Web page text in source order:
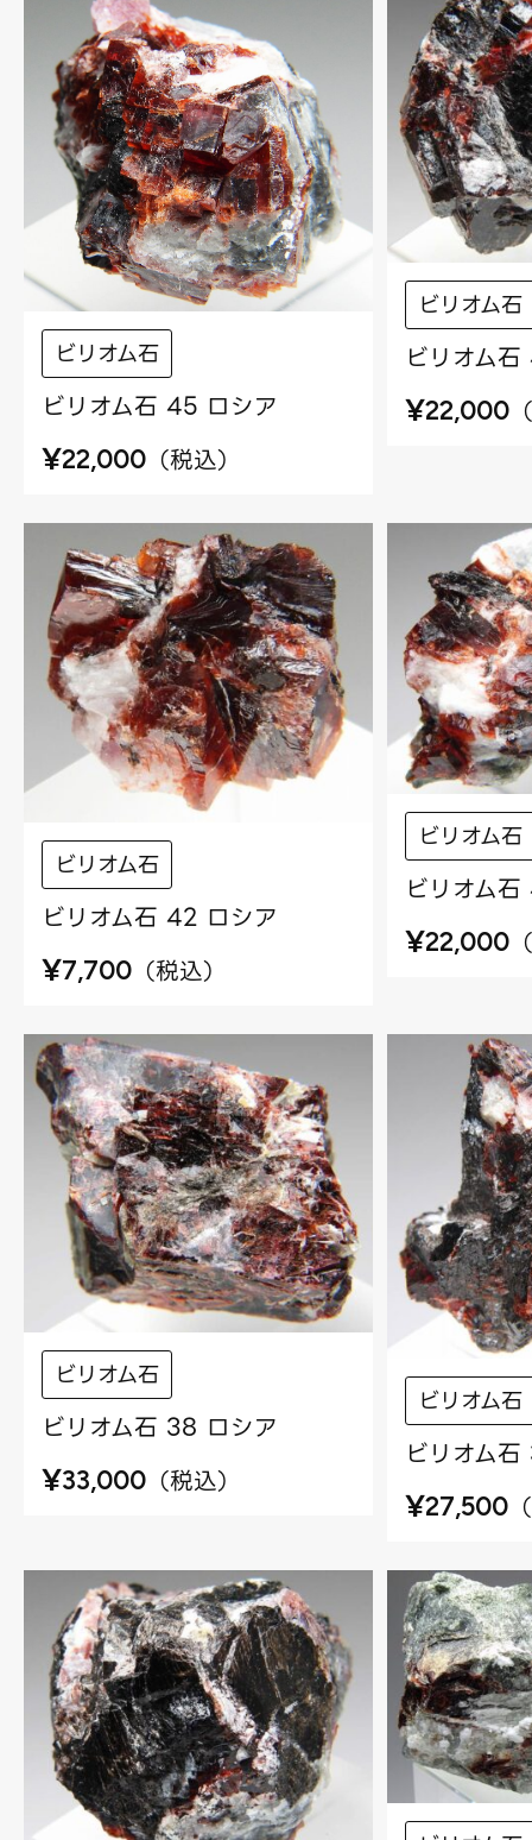
ビリオム石
ビリオム石 45 ロシア
¥22,000 （税込）
ビリオム石
ビリオム
¥22,000 （
ビリオム石
ビリオム石 42 ロシア
¥7,700 （税込）
ビリオム石
ビリオム
¥22,000 （
ビリオム石
ビリオム石 38 ロシア
¥33,000 （税込）
ビリオム石
ビリオム
¥27,500 （